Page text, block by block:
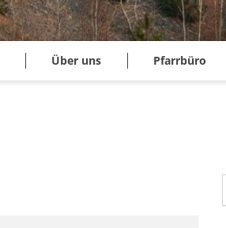
Über uns Pfarrbüro